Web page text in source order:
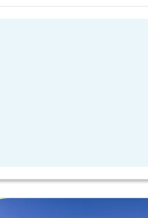
тәттілерін ұнататындар
әрқашан сәндік заттарды